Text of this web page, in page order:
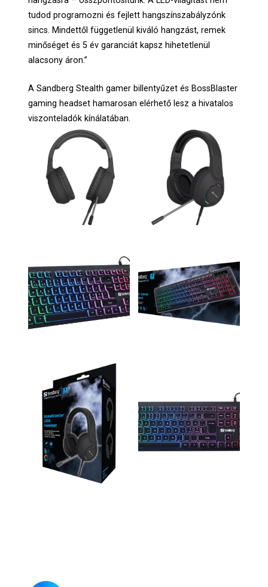
tudod programozni és fejlett hangszínszabályzónk
sincs. Mindettől függetlenül kiváló hangzást, remek
minőséget és 5 év garanciát kapsz hihetetlenül
alacsony áron.”
A Sandberg Stealth gamer billentyűzet és BossBlaster
gaming headset hamarosan elérhető lesz a hivatalos
viszonteladók kínálatában.